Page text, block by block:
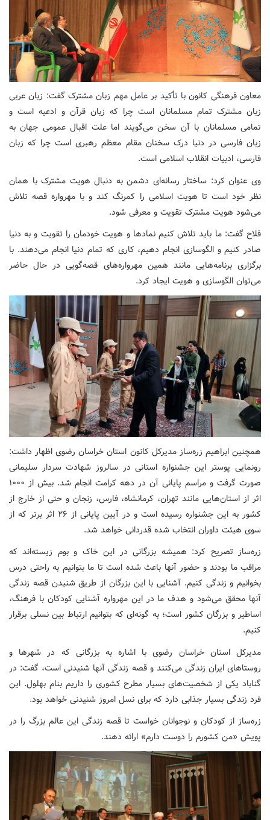
معاون فرهنگی کانون با تأکید بر عامل مهم زبان مشترک گفت: زبان عربی
زبان مشترک تمام مسلمانان است چرا که زبان قرآن و ادعیه است و
تمامی مسلمانان با آن سخن می‌گویند اما علت اقبال عمومی جهان به
زبان فارسی در دنیا درک سخنان مقام معظم رهبری است چرا که زبان
فارسی، ادبیات انقلاب اسلامی است.
وی عنوان کرد: ساختار رسانه‌ای دشمن به دنبال هویت مشترک با همان
نظر خود است تا هویت اسلامی را کمرنگ کند و با مهرواره قصه تلاش
می‌شود هویت مشترک تقویت و معرفی شود.
فلاح گفت: ما باید تلاش کنیم نمادها و هویت خودمان را تقویت و به دنیا
صادر کنیم و الگوسازی انجام دهیم، کاری که تمام دنیا انجام می‌دهند. با
برگزاری برنامه‌هایی مانند همین مهرواره‌های قصه‌گویی در حال حاضر
می‌توان الگوسازی و هویت ایجاد کرد.
همچنین ابراهیم زره‌ساز مدیرکل کانون استان خراسان رضوی اظهار داشت:
رونمایی پوستر این جشنواره استانی در سالروز شهادت سردار سلیمانی
صورت گرفت و مراسم پایانی آن در دهه کرامت انجام شد. بیش از ۱۰۰۰
اثر از استان‌هایی مانند تهران، کرمانشاه، فارس، زنجان و حتی از خارج از
کشور به این جشنواره رسیده است و در آیین پایانی از ۲۶ اثر برتر که از
سوی هیئت داوران انتخاب شده قدردانی خواهد شد.
زره‌ساز تصریح کرد: همیشه بزرگانی در این خاک و بوم زیسته‌اند که
مراقب ما بودند و حضور آنها باعث شده است تا ما بتوانیم به راحتی درس
بخوانیم و زندگی کنیم. آشنایی با این بزرگان از طریق شنیدن قصه زندگی
آنها محقق می‌شود و هدف ما در این مهرواره آشنایی کودکان با فرهنگ،
اساطیر و بزرگان کشور است؛ به گونه‌ای که بتوانیم ارتباط بین نسلی برقرار
کنیم.
مدیرکل استان خراسان رضوی با اشاره به بزرگانی که در شهرها و
روستاهای ایران زندگی می‌کنند و قصه زندگی آنها شنیدنی است، گفت: در
گناباد یکی از شخصیت‌های بسیار مطرح کشوری را داریم بنام بهلول. این
فرد زندگی بسیار جذابی دارد که برای نسل امروز شنیدنی خواهد بود.
زره‌ساز از کودکان و نوجوانان خواست تا قصه زندگی این عالم بزرگ را در
پویش «من کشورم را دوست دارم» ارائه دهند.